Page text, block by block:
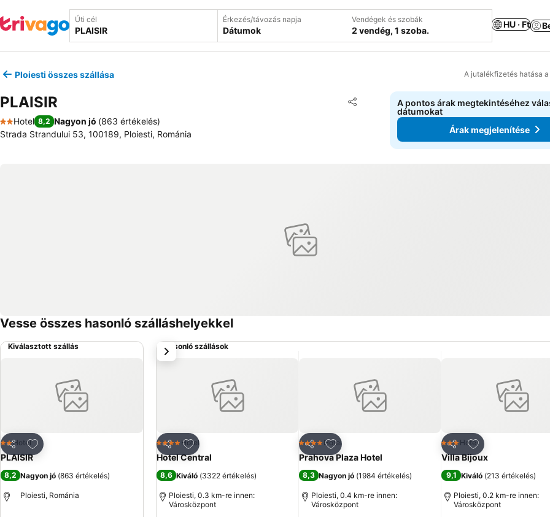
Úti cél Érkezés/távozás napja
Dátumok
Vendégek és szobák
2 vendég, 1 szoba.
HU · Ft
Ploiesti összes szállása A jutalékfizetés hatása
PLAISIR Megosztás
Hozzáadás a kedvencekhez
2 Kategória
Hotel 8,2 Nagyon jó (863 értékelés)
Strada Strandului 53, 100189, Ploiesti, Románia
A pontos árak megtekintéséhez
dátumokat
Árak megjelenítése
Vesse összes hasonló szálláshelyekkel
Kiválasztott szállás
Megosztás
Hozzáadás a kedvencekhez
2 Kategória
Hotel
PLAISIR
8,2 Nagyon jó (863 értékelés)
Ploiesti, Románia
Hasonló szállások
Megosztás
Hozzáadás a kedvencekhez
4 Kategória
Hotel
Hotel Central
8,6 Kiváló (3322 értékelés)
Ploiesti, 0.3 km-re innen:
Városközpont
Megosztás
Hozzáadás a kedvencekhez
4 Kategória
Hotel
Prahova Plaza Hotel
8,3 Nagyon jó (1984 értékelés)
Ploiesti, 0.4 km-re innen:
Városközpont
Megosztás
Hozzáadás a
3 Kategória
Hotel
Villa Bijoux
9,1 Kiváló (213 értékelés)
Ploiesti, 0.2 km-re innen:
Városközpont
következő